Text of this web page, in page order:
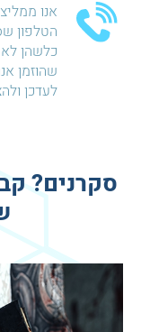
אנו
הטלפון
כלשהן
שהוזמן
לעדכן
סקרנים?